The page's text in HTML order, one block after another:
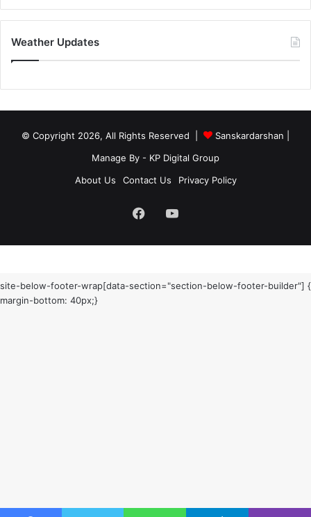
Weather Updates
© Copyright 2026, All Rights Reserved | Sanskardarshan
Manage By - KP Digital Group
About Us
Contact Us Privacy Policy
FacebookYouTube
site-below-footer-wrap[data-section="section-below-footer-builder"] {
margin-bottom: 40px;}